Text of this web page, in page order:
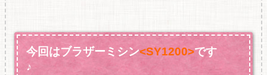
今回はブラザーミシン<SY1200>です
♪